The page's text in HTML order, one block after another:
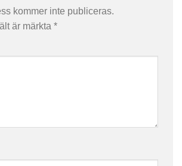
kommer inte publiceras.
är märkta *